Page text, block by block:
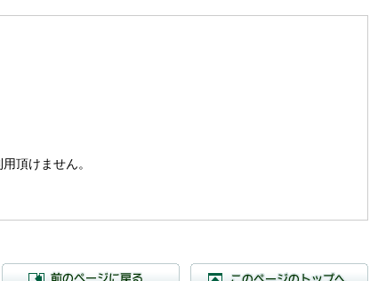
頂けません。
前のページに戻る